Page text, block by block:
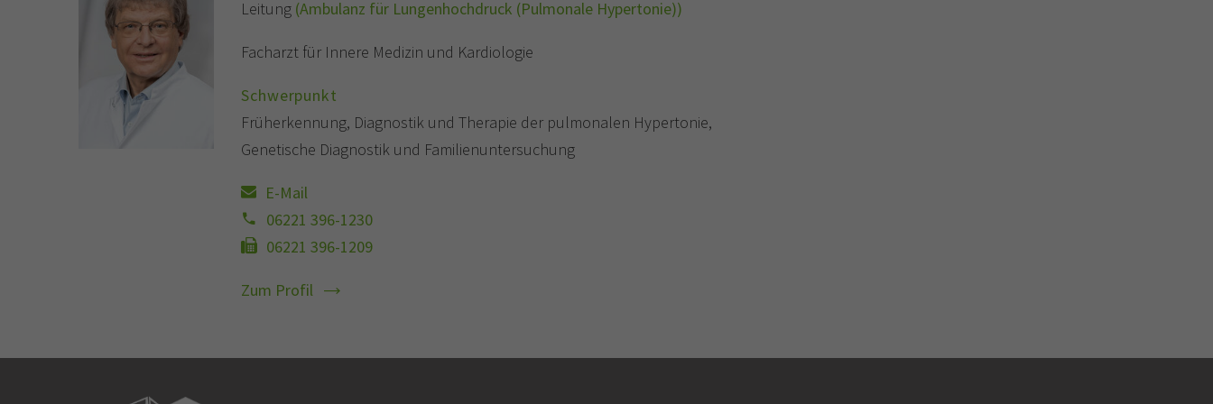
Leitung (Ambulanz für Lungenhochdruck (Pulmonale Hypertonie))
Facharzt für Innere Medizin und Kardiologie
Schwerpunkt
Früherkennung, Diagnostik und Therapie der pulmonalen Hypertonie,
Genetische Diagnostik und Familienuntersuchung
E-Mail
06221 396-1230
06221 396-1209
Zum Profil